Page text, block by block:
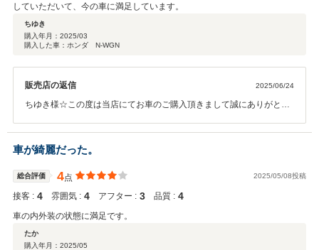
していただいて、今の車に満足しています。
ちゆき
購入年月： 2025/03
購入した車：ホンダ N-WGN
販売店の返信 2025/06/24
ちゆき様☆この度は当店にてお車のご購入頂きまして誠にありがとう
同、お客様ファーストに努めて参ります。お気軽に当店に遊びに来て
下さいませ☆本当にありがとうございました☆
車が綺麗だった。
総合評価 4点 2025/05/08投稿
接客 : 4 雰囲気 : 4 アフター : 3 品質 : 4
車の内外装の状態に満足です。
たか
購入年月： 2025/05